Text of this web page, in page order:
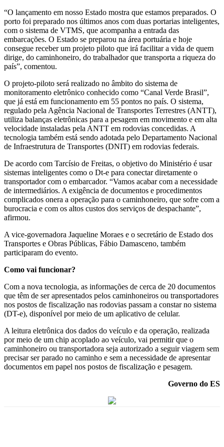
“O lançamento em nosso Estado mostra que estamos preparados. O
porto foi preparado nos últimos anos com duas portarias inteligentes,
com o sistema de VTMS, que acompanha a entrada das
embarcações. O Estado se preparou na área portuária e hoje
consegue receber um projeto piloto que irá facilitar a vida de quem
dirige, do caminhoneiro, do trabalhador que transporta a riqueza do
país”, comentou.
O projeto-piloto será realizado no âmbito do sistema de
monitoramento eletrônico conhecido como “Canal Verde Brasil”,
que já está em funcionamento em 55 pontos no país. O sistema,
regulado pela Agência Nacional de Transportes Terrestres (ANTT),
utiliza balanças eletrônicas para a pesagem em movimento e em alta
velocidade instaladas pela ANTT em rodovias concedidas. A
tecnologia também está sendo adotada pelo Departamento Nacional
de Infraestrutura de Transportes (DNIT) em rodovias federais.
De acordo com Tarcísio de Freitas, o objetivo do Ministério é usar
sistemas inteligentes como o Dt-e para conectar diretamente o
transportador com o embarcador. “Vamos acabar com a necessidade
de intermediários. A exigência de documentos e procedimentos
complicados onera a operação para o caminhoneiro, que sofre com a
burocracia e com os altos custos dos serviços de despachante”,
afirmou.
A vice-governadora Jaqueline Moraes e o secretário de Estado dos
Transportes e Obras Públicas, Fábio Damasceno, também
participaram do evento.
Como vai funcionar?
Com a nova tecnologia, as informações de cerca de 20 documentos
que têm de ser apresentados pelos caminhoneiros ou transportadores
nos postos de fiscalização nas rodovias passam a constar no sistema
(DT-e), disponível por meio de um aplicativo de celular.
A leitura eletrônica dos dados do veículo e da operação, realizada
por meio de um chip acoplado ao veículo, vai permitir que o
caminhoneiro ou transportadora seja autorizado a seguir viagem sem
precisar ser parado no caminho e sem a necessidade de apresentar
documentos em papel nos postos de fiscalização e pesagem.
Governo do ES